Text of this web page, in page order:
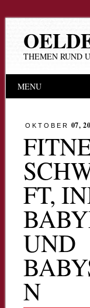
THEMEN RUND
Inhalt
MENU
OKTOBER 07,
FT,
UND
N